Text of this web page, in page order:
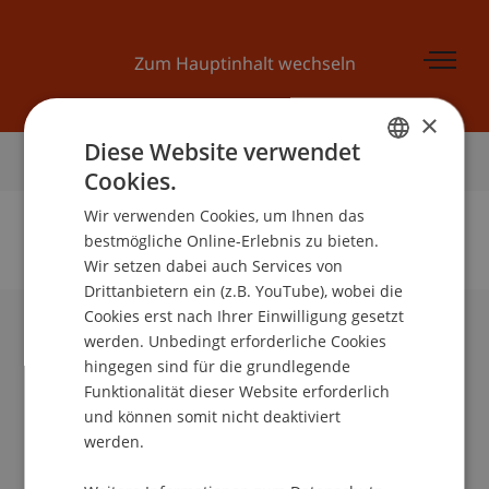
Zum Hauptinhalt wechseln
Startseite
Keine Daten zu dieser Person gefunden
Universität Liechtenstein
Fürst-Franz-Josef-Strasse
9490 Vaduz
Liechtenstein
info@uni.li
×
Diese Website verwendet
Cookies.
Wir verwenden Cookies, um Ihnen das
bestmögliche Online-Erlebnis zu bieten.
Wir setzen dabei auch Services von
Drittanbietern ein (z.B. YouTube), wobei die
Cookies erst nach Ihrer Einwilligung gesetzt
werden. Unbedingt erforderliche Cookies
hingegen sind für die grundlegende
Funktionalität dieser Website erforderlich
und können somit nicht deaktiviert
werden.